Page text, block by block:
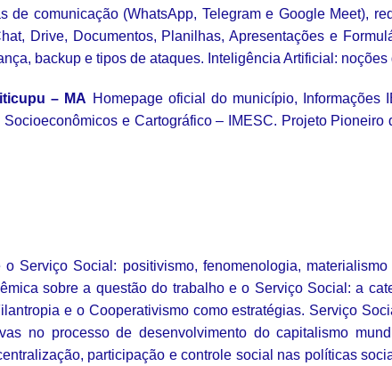
de comunicação (WhatsApp, Telegram e Google Meet),
Drive, Documentos, Planilhas, Apresentações e
backup e tipos de ataques. Inteligência Artificial:
– MA Homepage oficial do município, Informações
e Cartográfico – IMESC. Projeto
Serviço Social: positivismo, fenomenologia,
sobre a questão do trabalho e o Serviço Social: a
e o Cooperativismo como estratégias. Serviço
no processo de desenvolvimento do capitalismo
participação e controle social nas políticas